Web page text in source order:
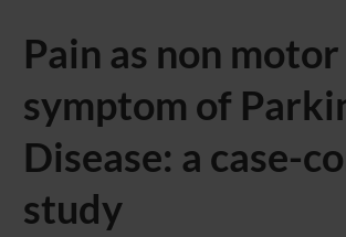
Pain as non motor
symptom of
Disease: a case-
study